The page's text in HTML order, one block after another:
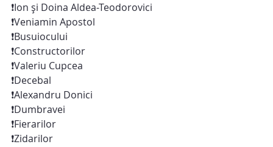
❗️Ion și Doina Aldea-Teodorovici
❗️Veniamin Apostol
❗️Busuiocului
❗️Constructorilor
❗️Valeriu Cupcea
❗️Decebal
❗️Alexandru Donici
❗️Dumbravei
❗️Fierarilor
❗️Zidarilor